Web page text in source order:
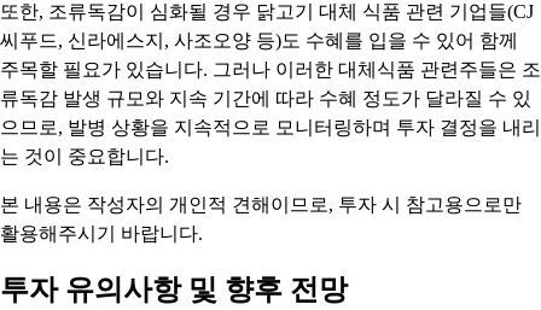
또한, 조류독감이 심화될 경우 닭고기 대체 식품 관련 기업들(CJ
씨푸드, 신라에스지, 사조오양 등)도 수혜를 입을 수 있어 함께
주목할 필요가 있습니다. 그러나 이러한 대체식품 관련주들은 조
류독감 발생 규모와 지속 기간에 따라 수혜 정도가 달라질 수 있
으므로, 발병 상황을 지속적으로 모니터링하며 투자 결정을 내리
는 것이 중요합니다.
본 내용은 작성자의 개인적 견해이므로, 투자 시 참고용으로만
활용해주시기 바랍니다.
투자 유의사항 및 향후 전망